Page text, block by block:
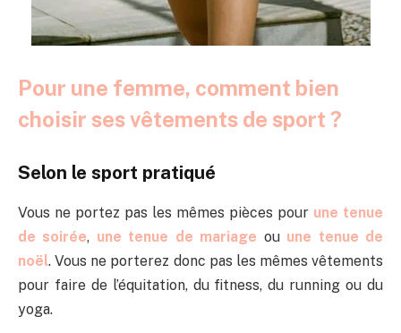
Pour une femme, comment bien
choisir ses vêtements de sport ?
Selon le sport pratiqué
Vous ne portez pas les mêmes pièces pour une tenue
de soirée, une tenue de mariage ou une tenue de
noël. Vous ne porterez donc pas les mêmes vêtements
pour faire de l’équitation, du fitness, du running ou du
yoga.